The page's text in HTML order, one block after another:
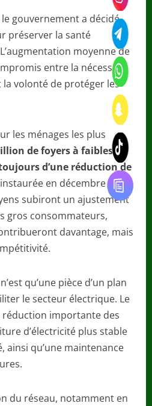
gouvernement a décidé
préserver la santé
L’augmentation moyenne de
entre la nécessité
volonté de protéger les
les ménages les plus
de foyers à faibles
d’une réduction de
en décembre 2024.
subiront un ajustement
gros consommateurs,
davantage, mais
qu’une pièce d’un plan
le secteur électrique. Le
importante des
d’électricité plus stable
ainsi qu’une maintenance
du réseau, notamment en